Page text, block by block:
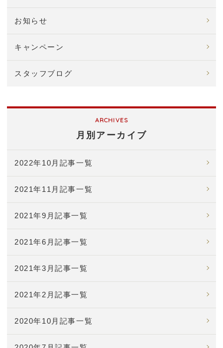
お知らせ
キャンペーン
スタッフブログ
月別アーカイブ
2022年10月記事一覧
2021年11月記事一覧
2021年9月記事一覧
2021年6月記事一覧
2021年3月記事一覧
2021年2月記事一覧
2020年10月記事一覧